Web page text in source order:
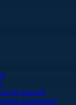
manuell
automatisch